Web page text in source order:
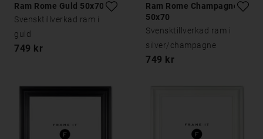
Ram Rome Guld 50x70
Svensktillverkad ram i
guld
749 kr
Ram Rome Champagne
50x70
Svensktillverkad ram i
silver/champagne
749 kr